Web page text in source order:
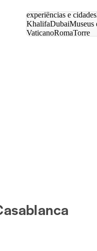
experiências e cidades
KhalifaDubaiMuseus
VaticanoRomaTorre